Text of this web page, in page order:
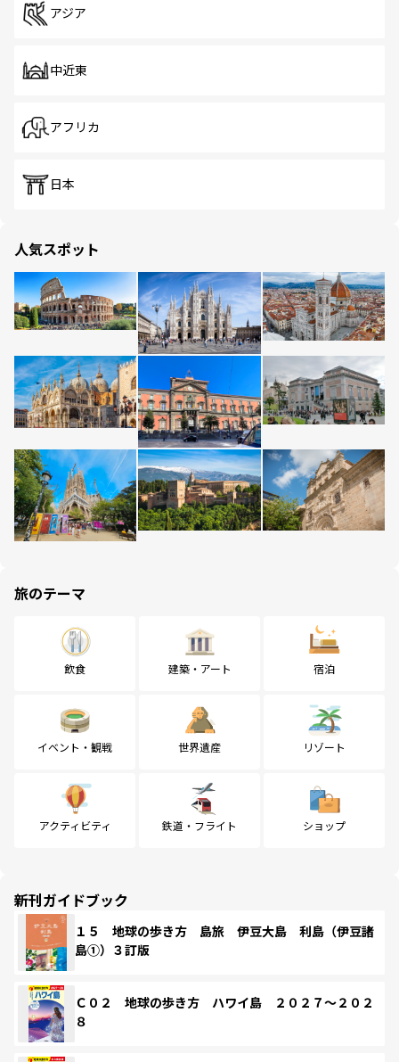
アジア
中近東
アフリカ
日本
人気スポット
旅のテーマ
飲食 建築・アート 宿泊
イベント・観戦 世界遺産 リゾート
アクティビティ 鉄道・フライト ショップ
新刊ガイドブック
１５ 地球の歩き方 島旅 伊豆大島 利島（伊豆諸
島①）３訂版
Ｃ０２ 地球の歩き方 ハワイ島 ２０２７～２０２
８